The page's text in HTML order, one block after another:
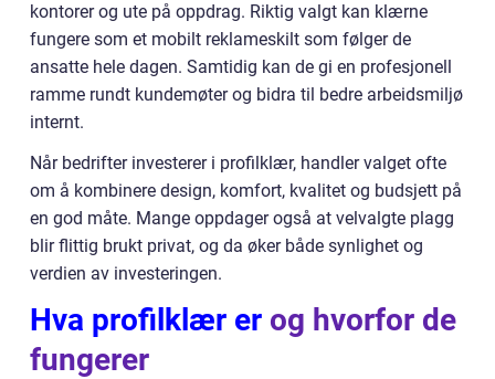
kontorer og ute på oppdrag. Riktig valgt kan klærne
fungere som et mobilt reklameskilt som følger de
ansatte hele dagen. Samtidig kan de gi en profesjonell
ramme rundt kundemøter og bidra til bedre arbeidsmiljø
internt.
Når bedrifter investerer i profilklær, handler valget ofte
om å kombinere design, komfort, kvalitet og budsjett på
en god måte. Mange oppdager også at velvalgte plagg
blir flittig brukt privat, og da øker både synlighet og
verdien av investeringen.
Hva profilklær er og hvorfor de
fungerer